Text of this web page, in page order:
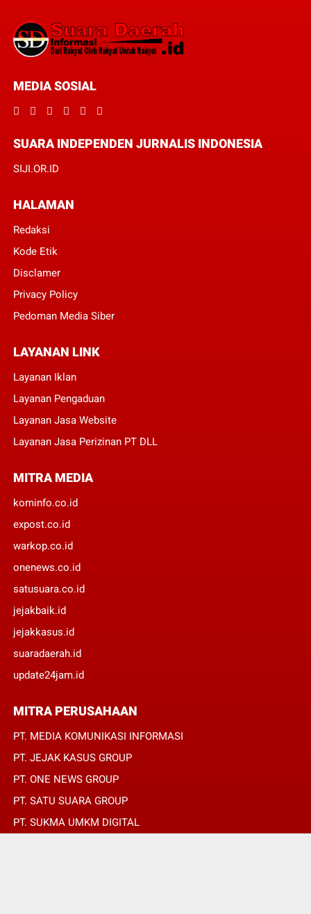
MEDIA SOSIAL
SUARA INDEPENDEN JURNALIS INDONESIA
SIJI.OR.ID
HALAMAN
Redaksi
Kode Etik
Disclamer
Privacy Policy
Pedoman Media Siber
LAYANAN LINK
Layanan Iklan
Layanan Pengaduan
Layanan Jasa Website
Layanan Jasa Perizinan PT DLL
MITRA MEDIA
kominfo.co.id
expost.co.id
warkop.co.id
onenews.co.id
satusuara.co.id
jejakbaik.id
jejakkasus.id
suaradaerah.id
update24jam.id
MITRA PERUSAHAAN
PT. MEDIA KOMUNIKASI INFORMASI
PT. JEJAK KASUS GROUP
PT. ONE NEWS GROUP
PT. SATU SUARA GROUP
PT. SUKMA UMKM DIGITAL